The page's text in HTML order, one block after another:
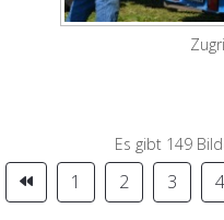
Es gibt 149
1 2 3 4